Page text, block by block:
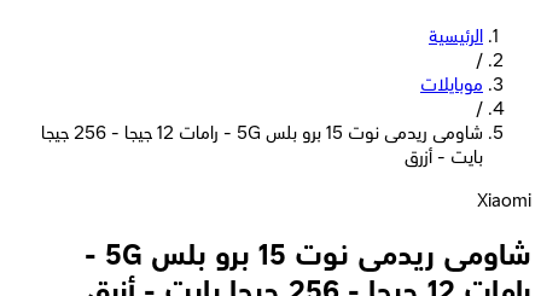
الرئيسية
/
موبايلات
/
شاومى ريدمى نوت 15 برو بلس 5G - رامات 12 جيجا - 256 جيجا
بايت - أزرق
Xiaomi
شاومى ريدمى نوت 15 برو بلس 5G -